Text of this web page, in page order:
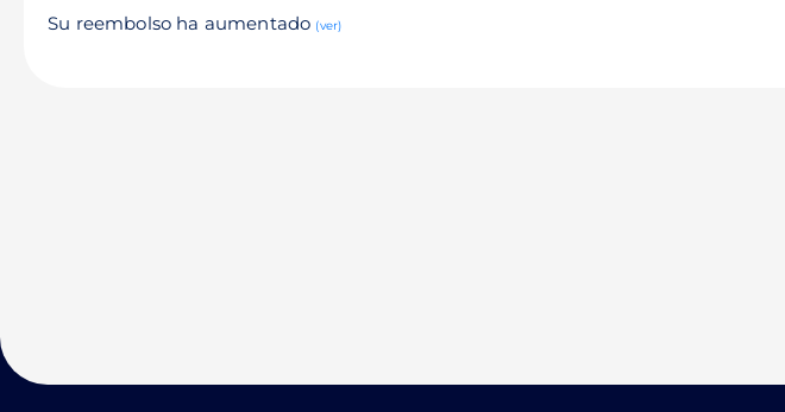
Su reembolso ha aumentado (ver)